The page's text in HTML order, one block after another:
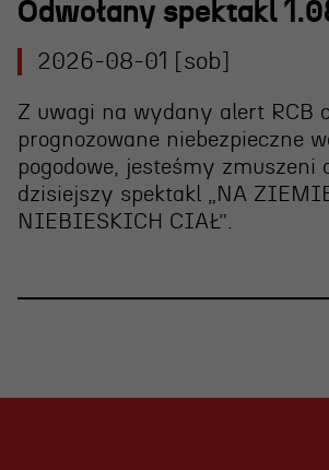
Odwołany spektakl
2026-08-01 [sob]
Z uwagi na wydany alert RCB
prognozowane niebezpieczne
pogodowe, jesteśmy zmuszeni
dzisiejszy spektakl „NA
NIEBIESKICH CIAŁ”.